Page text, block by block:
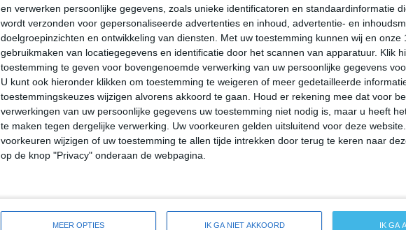
en verwerken persoonlijke gegevens, zoals unieke identificatoren en standaardinformatie
wordt verzonden voor gepersonaliseerde advertenties en inhoud, advertentie- en
doelgroepinzichten en ontwikkeling van diensten.
Met uw toestemming kunnen wij en onze
gebruikmaken van locatiegegevens en identificatie door het scannen van apparatuur. Klik
toestemming te geven voor bovengenoemde verwerking van uw persoonlijke gegevens
U kunt ook hieronder klikken om toestemming te weigeren of meer gedetailleerde
toestemmingskeuzes wijzigen alvorens akkoord te gaan.
Houd er rekening mee dat voor
verwerkingen van uw persoonlijke gegevens uw toestemming niet nodig is, maar u heeft
te maken tegen dergelijke verwerking. Uw voorkeuren gelden uitsluitend voor deze
voorkeuren wijzigen of uw toestemming te allen tijde intrekken door terug te keren naar
op de knop "Privacy" onderaan de webpagina.
MEER OPTIES IK GA NIET AKKOORD IK GA
08:00 11:00 14:00 17:00 20:00 23:00
08:00 11:00 14:00 17:00 20:00 23:00
NW 1 NW 2 WNW 2 WNW 2 ZW 1 W 1
08:00 11:00 14:00 17:00 20:00 23:00
bekijk de uitgebreide weersverwachting voor New Durham